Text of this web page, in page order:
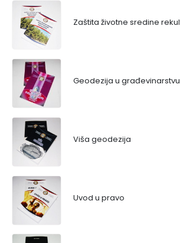
Geodezija u građevinarstvu
Viša geodezija
Uvod u pravo